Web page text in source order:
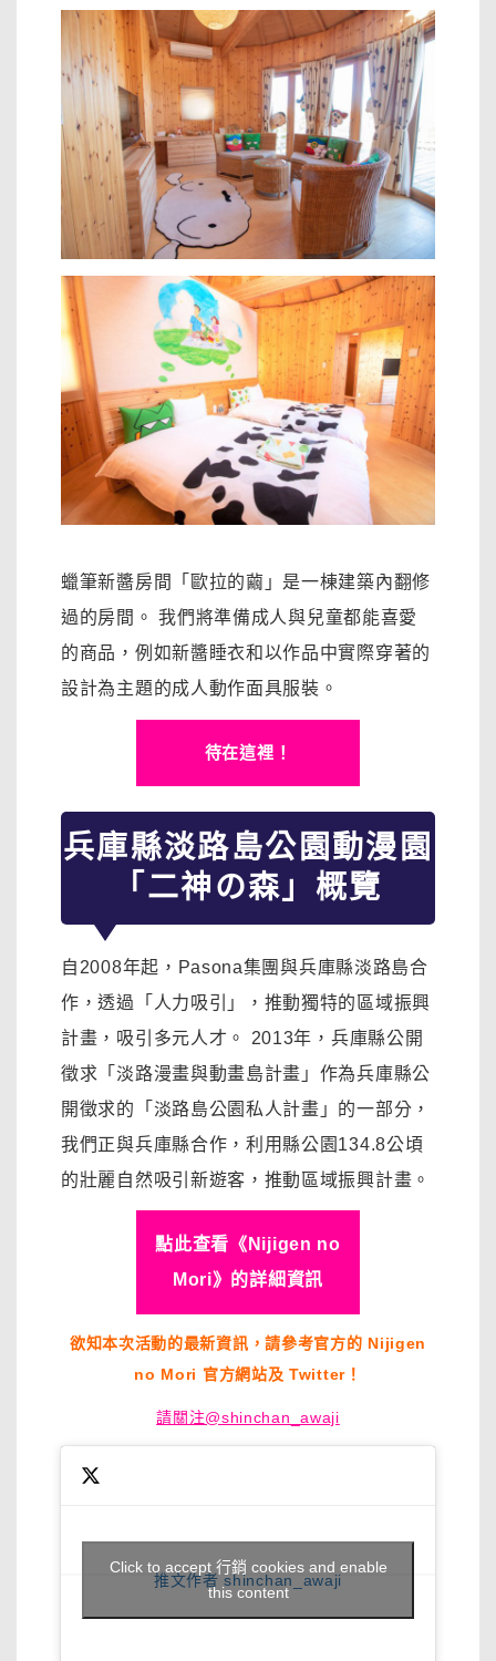
蠟筆新醬房間「歐拉的繭」是一棟建築內翻修
過的房間。 我們將準備成人與兒童都能喜愛
的商品，例如新醬睡衣和以作品中實際穿著的
設計為主題的成人動作面具服裝。
待在這裡！
兵庫縣淡路島公園動漫園
「二神の森」概覽
自2008年起，Pasona集團與兵庫縣淡路島合
作，透過「人力吸引」，推動獨特的區域振興
計畫，吸引多元人才。 2013年，兵庫縣公開
徵求「淡路漫畫與動畫島計畫」作為兵庫縣公
開徵求的「淡路島公園私人計畫」的一部分，
我們正與兵庫縣合作，利用縣公園134.8公頃
的壯麗自然吸引新遊客，推動區域振興計畫。
點此查看《Nijigen no
Mori》的詳細資訊
欲知本次活動的最新資訊，請參考官方的 Nijigen
no Mori 官方網站及 Twitter！
請關注@shinchan_awaji
推文作者 shinchan_awaji
Click to accept 行銷 cookies and enable
this content